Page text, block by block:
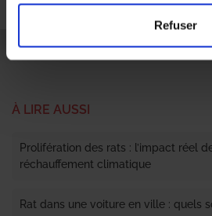
Refuser
À LIRE AUSSI
Prolifération des rats : l’impact réel
réchauffement climatique
Rat dans une voiture en ville : quels